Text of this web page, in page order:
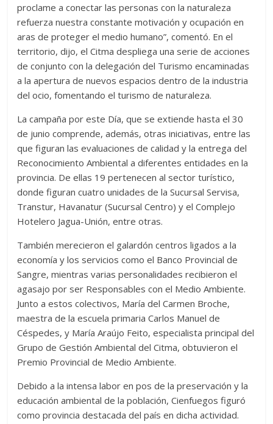
proclame a conectar las personas con la naturaleza
refuerza nuestra constante motivación y ocupación en
aras de proteger el medio humano”, comentó. En el
territorio, dijo, el Citma despliega una serie de acciones
de conjunto con la delegación del Turismo encaminadas
a la apertura de nuevos espacios dentro de la industria
del ocio, fomentando el turismo de naturaleza.
La campaña por este Día, que se extiende hasta el 30
de junio comprende, además, otras iniciativas, entre las
que figuran las evaluaciones de calidad y la entrega del
Reconocimiento Ambiental a diferentes entidades en la
provincia. De ellas 19 pertenecen al sector turístico,
donde figuran cuatro unidades de la Sucursal Servisa,
Transtur, Havanatur (Sucursal Centro) y el Complejo
Hotelero Jagua-Unión, entre otras.
También merecieron el galardón centros ligados a la
economía y los servicios como el Banco Provincial de
Sangre, mientras varias personalidades recibieron el
agasajo por ser Responsables con el Medio Ambiente.
Junto a estos colectivos, María del Carmen Broche,
maestra de la escuela primaria Carlos Manuel de
Céspedes, y María Araújo Feito, especialista principal del
Grupo de Gestión Ambiental del Citma, obtuvieron el
Premio Provincial de Medio Ambiente.
Debido a la intensa labor en pos de la preservación y la
educación ambiental de la población, Cienfuegos figuró
como provincia destacada del país en dicha actividad.